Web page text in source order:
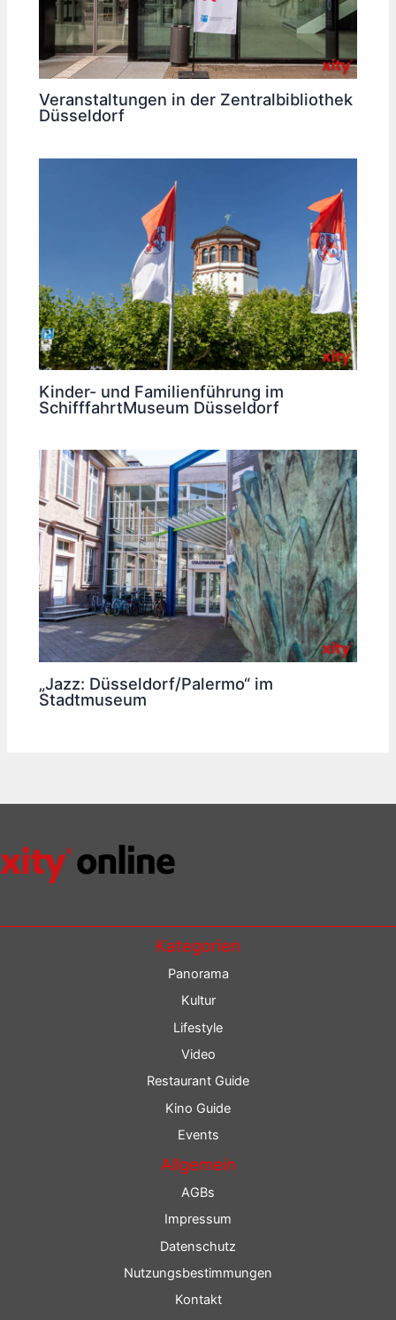
Veranstaltungen in der Zentralbibliothek
Düsseldorf
Kinder- und Familienführung im
SchifffahrtMuseum Düsseldorf
„Jazz: Düsseldorf/Palermo“ im
Stadtmuseum
Kategorien
Panorama
Kultur
Lifestyle
Video
Restaurant Guide
Kino Guide
Events
Allgemein
AGBs
Impressum
Datenschutz
Nutzungsbestimmungen
Kontakt